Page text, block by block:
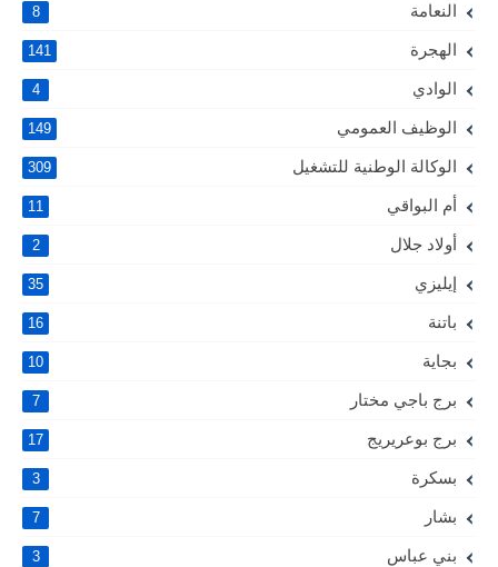
النعامة 8
الهجرة 141
الوادي 4
الوظيف العمومي 149
الوكالة الوطنية للتشغيل 309
أم البواقي 11
أولاد جلال 2
إيليزي 35
باتنة 16
بجاية 10
برج باجي مختار 7
برج بوعريريج 17
بسكرة 3
بشار 7
بني عباس 3